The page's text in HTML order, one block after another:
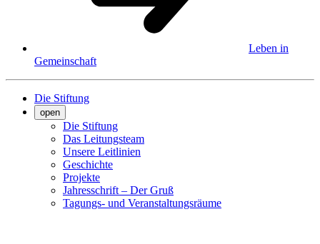
Leben in
Gemeinschaft
Die Stiftung
open
Die Stiftung
Das Leitungsteam
Unsere Leitlinien
Geschichte
Projekte
Jahresschrift – Der Gruß
Tagungs- und Veranstaltungsräume